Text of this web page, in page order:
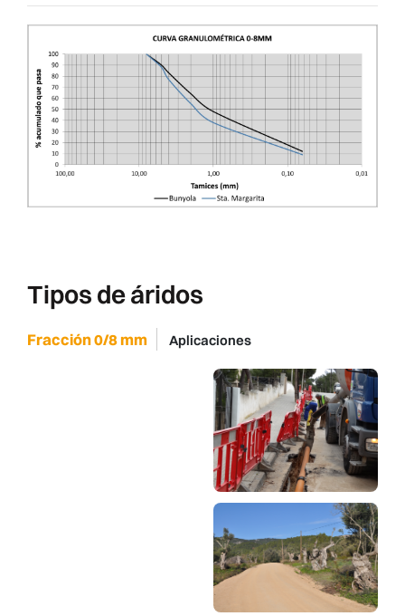
Tipos de áridos
Fracción 0/8 mm Aplicaciones